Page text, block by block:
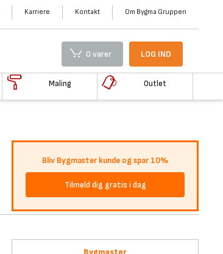
Karriere Kontakt Om Bygma Gruppen
0 varer LOG IND
Maling Outlet
Bliv Bygmaster kunde og spar 10%
Tilmeld dig gratis i dag
Bygmaster